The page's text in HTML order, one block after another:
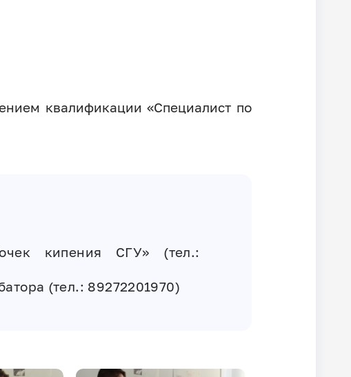
квалификации «Специалист по
кипения СГУ» (тел.:
(тел.: 89272201970)